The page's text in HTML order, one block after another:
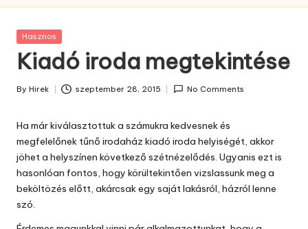
Posted
Hasznos
Kiadó iroda megtekintése
Posted
By Hirek szeptember 28, 2015 No Comments
Ha már kiválasztottuk a számukra kedvesnek és
megfelelőnek tűnő irodaház kiadó iroda helyiségét, akkor
jöhet a helyszínen következő szétnézelődés. Ugyanis ezt is
hasonlóan fontos, hogy körültekintően vizslassunk meg a
beköltözés előtt, akárcsak egy saját lakásról, házról lenne
szó.